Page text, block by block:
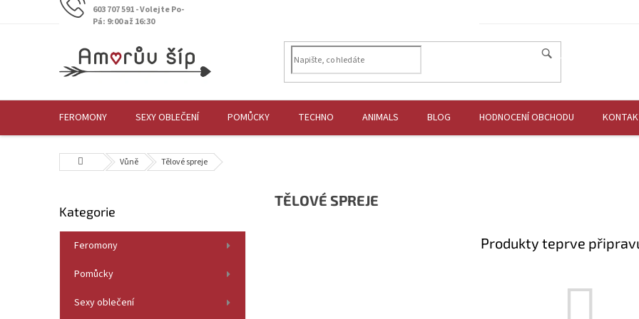
603 707 591 - Volejte Po-
Pá: 9:00 až 16:30
FEROMONY SEXY OBLEČENÍ POMŮCKY TECHNO ANIMALS BLOG HODNOCENÍ OBCHODU
Domů Vůně Tělové spreje
o
s
Přeskočit
Kategorie
Feromony
Pomůcky
Sexy oblečení
TĚLOVÉ SPREJE
Produkty teprve